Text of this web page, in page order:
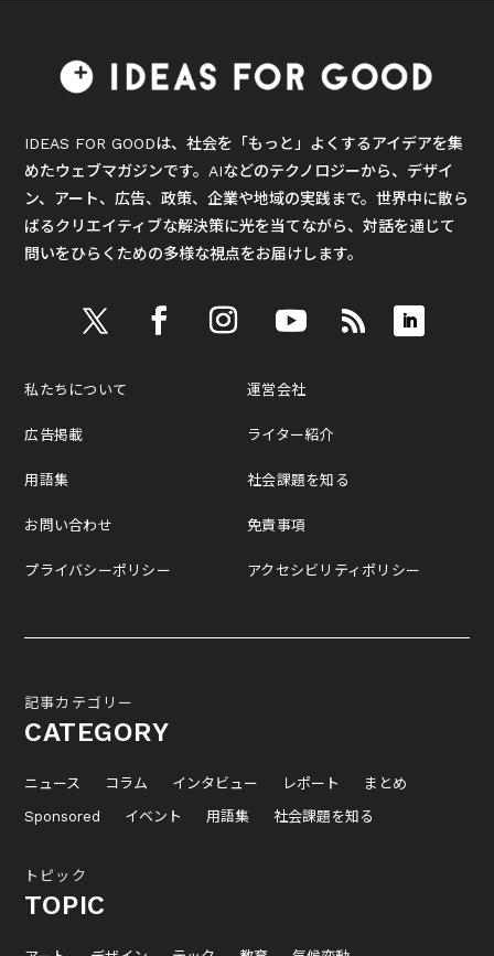
IDEAS FOR GOODは、社会を「もっと」よくするアイデアを集
めたウェブマガジンです。AIなどのテクノロジーから、デザイ
ン、アート、広告、政策、企業や地域の実践まで。世界中に散ら
ばるクリエイティブな解決策に光を当てながら、対話を通じて
問いをひらくための多様な視点をお届けします。
私たちについて
広告掲載
用語集
お問い合わせ
プライバシーポリシー
運営会社
ライター紹介
社会課題を知る
免責事項
アクセシビリティポリシー
記事カテゴリー
CATEGORY
ニュース コラム インタビュー レポート
まとめ
Sponsored
イベント 用語集 社会課題を知る
トピック
TOPIC